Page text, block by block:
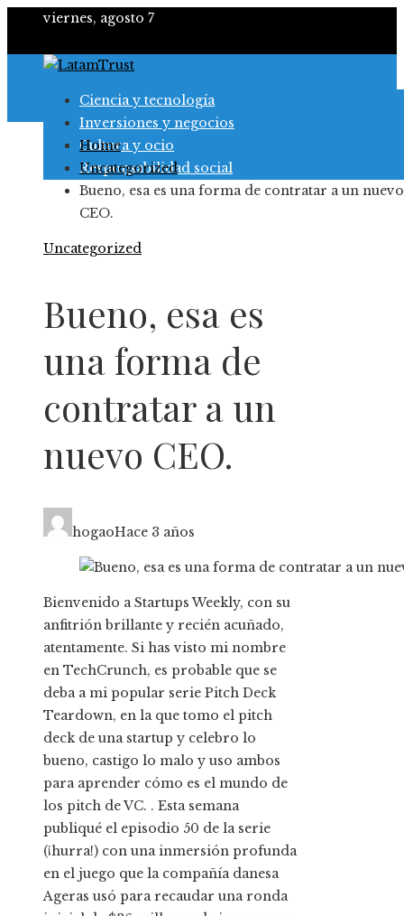
viernes, agosto 7
Ciencia y tecnología
Inversiones y negocios
Cultura y ocio
Responsabilidad social
Home
Uncategorized
Bueno, esa es una forma de contratar a un nuevo
CEO.
Uncategorized
Bueno, esa es
una forma de
contratar a un
nuevo CEO.
hogaoHace 3 años
Bienvenido a Startups Weekly, con su
anfitrión brillante y recién acuñado,
atentamente. Si has visto mi nombre
en TechCrunch, es probable que se
deba a mi popular serie Pitch Deck
Teardown, en la que tomo el pitch
deck de una startup y celebro lo
bueno, castigo lo malo y uso ambos
para aprender cómo es el mundo de
los pitch de VC. . Esta semana
publiqué el episodio 50 de la serie
(¡hurra!) con una inmersión profunda
en el juego que la compañía danesa
Ageras usó para recaudar una ronda